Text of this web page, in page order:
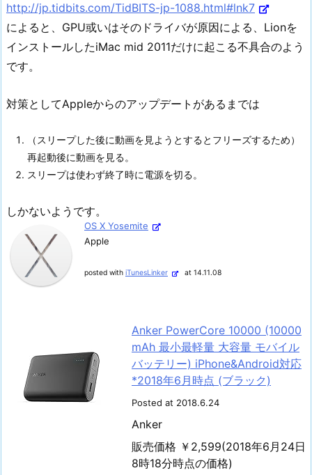
http://jp.tidbits.com/TidBITS-jp-1088.html#lnk7
によると、GPU或いはそのドライバが原因による、Lionを
インストールしたiMac mid 2011だけに起こる不具合のよう
です。
対策としてAppleからのアップデートがあるまでは
（スリープした後に動画を見ようとするとフリーズするため）
再起動後に動画を見る。
スリープは使わず終了時に電源を切る。
しかないようです。
OS X Yosemite
Apple
posted with iTunesLinker at 14.11.08
Anker PowerCore 10000 (10000
mAh 最小最軽量 大容量 モバイル
バッテリー) iPhone&Android対応
*2018年6月時点 (ブラック)
Posted at 2018.6.24
Anker
販売価格 ￥2,599(2018年6月24日
8時18分時点の価格)